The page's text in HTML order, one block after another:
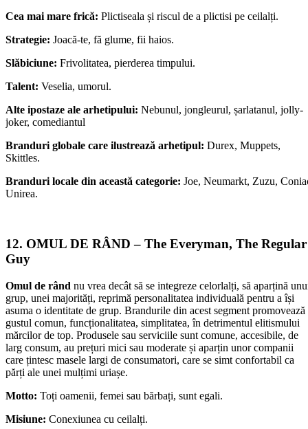
Cea mai mare frică: Plictiseala și riscul de a plictisi pe ceilalți.
Strategie: Joacă-te, fă glume, fii haios.
Slăbiciune: Frivolitatea, pierderea timpului.
Talent: Veselia, umorul.
Alte ipostaze ale arhetipului: Nebunul, jongleurul, șarlatanul, jolly-
joker, comediantul
Branduri globale care ilustrează arhetipul: Durex, Muppets,
Skittles.
Branduri locale din această categorie: Joe, Neumarkt, Zuzu,
Unirea.
12. OMUL DE RÂND – The Everyman, The Regular
Guy
Omul de rând nu vrea decât să se integreze celorlalți, să aparțină
grup, unei majorități, reprimă personalitatea individuală pentru a își
asuma o identitate de grup. Brandurile din acest segment promovează
gustul comun, funcționalitatea, simplitatea, în detrimentul elitismului
mărcilor de top. Produsele sau serviciile sunt comune, accesibile, de
larg consum, au prețuri mici sau moderate și aparțin unor companii
care țintesc masele largi de consumatori, care se simt confortabil ca
părți ale unei mulțimi uriașe.
Motto: Toți oamenii, femei sau bărbați, sunt egali.
Misiune: Conexiunea cu ceilalți.